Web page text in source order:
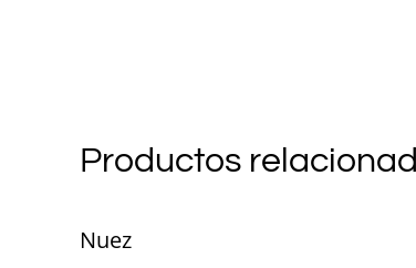
Productos
Nuez